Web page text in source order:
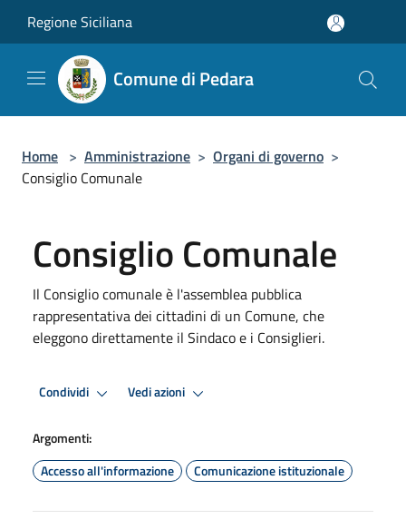
Regione Siciliana
Comune di Pedara
Home > Amministrazione > Organi di governo >
Consiglio Comunale
Consiglio Comunale
Il Consiglio comunale è l'assemblea pubblica
rappresentativa dei cittadini di un Comune, che
eleggono direttamente il Sindaco e i Consiglieri.
Condividi Vedi azioni
Argomenti:
Accesso all'informazione
Comunicazione istituzionale